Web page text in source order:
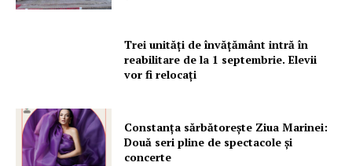
Trei unități de învățământ intră în
reabilitare de la 1 septembrie. Elevii
vor fi relocați
Constanța sărbătorește Ziua Marinei:
Două seri pline de spectacole și
concerte